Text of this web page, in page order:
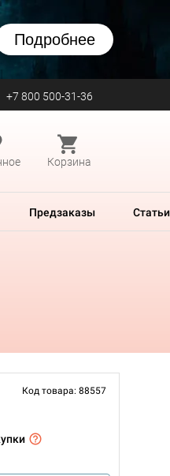
Подробнее
+7 800 500-31-36
Корзина
Предзаказы Статьи
Код товара: 88557